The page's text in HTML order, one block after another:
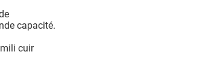
capacité.
cuir